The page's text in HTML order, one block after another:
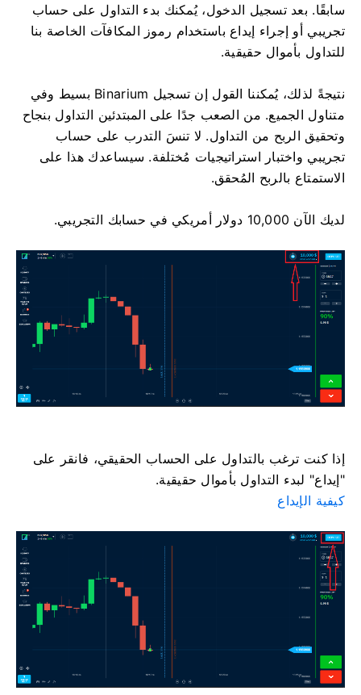
سابقًا. بعد تسجيل الدخول، يُمكنك بدء التداول على حساب
تجريبي أو إجراء إيداع باستخدام رموز المكافآت الخاصة بنا
للتداول بأموال حقيقية.
نتيجةً لذلك، يُمكننا القول إن تسجيل Binarium بسيط وفي
متناول الجميع. من الصعب جدًا على المبتدئين التداول بنجاح
وتحقيق الربح من التداول. لا تنسَ التدرب على حساب
تجريبي واختبار استراتيجيات مُختلفة. سيساعدك هذا على
الاستمتاع بالربح المُحقق.
لديك الآن 10,000 دولار أمريكي في حسابك التجريبي.
إذا كنت ترغب بالتداول على الحساب الحقيقي، فانقر على
"إيداع" لبدء التداول بأموال حقيقية.
كيفية الإيداع